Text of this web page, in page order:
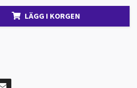
LÄGG I KORGEN